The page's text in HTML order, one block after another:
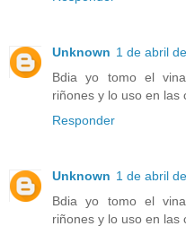
Unknown 1 de abril
Bdia yo tomo el
riñones y lo uso en las
Responder
Unknown 1 de abril
Bdia yo tomo el
riñones y lo uso en las